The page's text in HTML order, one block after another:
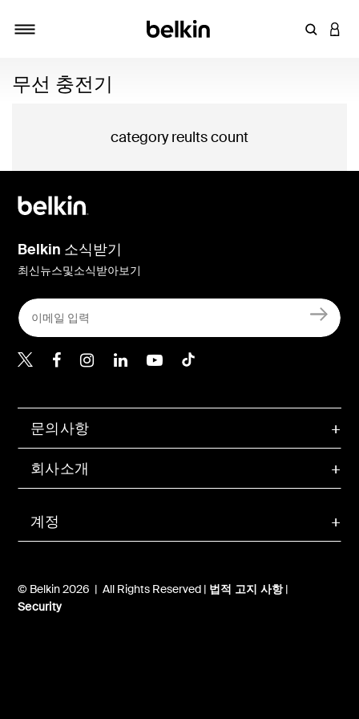
키워드
무선 충전기
category reults count
계정
문의사항
회사소개
© Belkin 2026 | All Rights Reserved | 법적 고지 사항|
Security
Belkin 소식받기
최신뉴스및소식받아보기
Belkin Twitter